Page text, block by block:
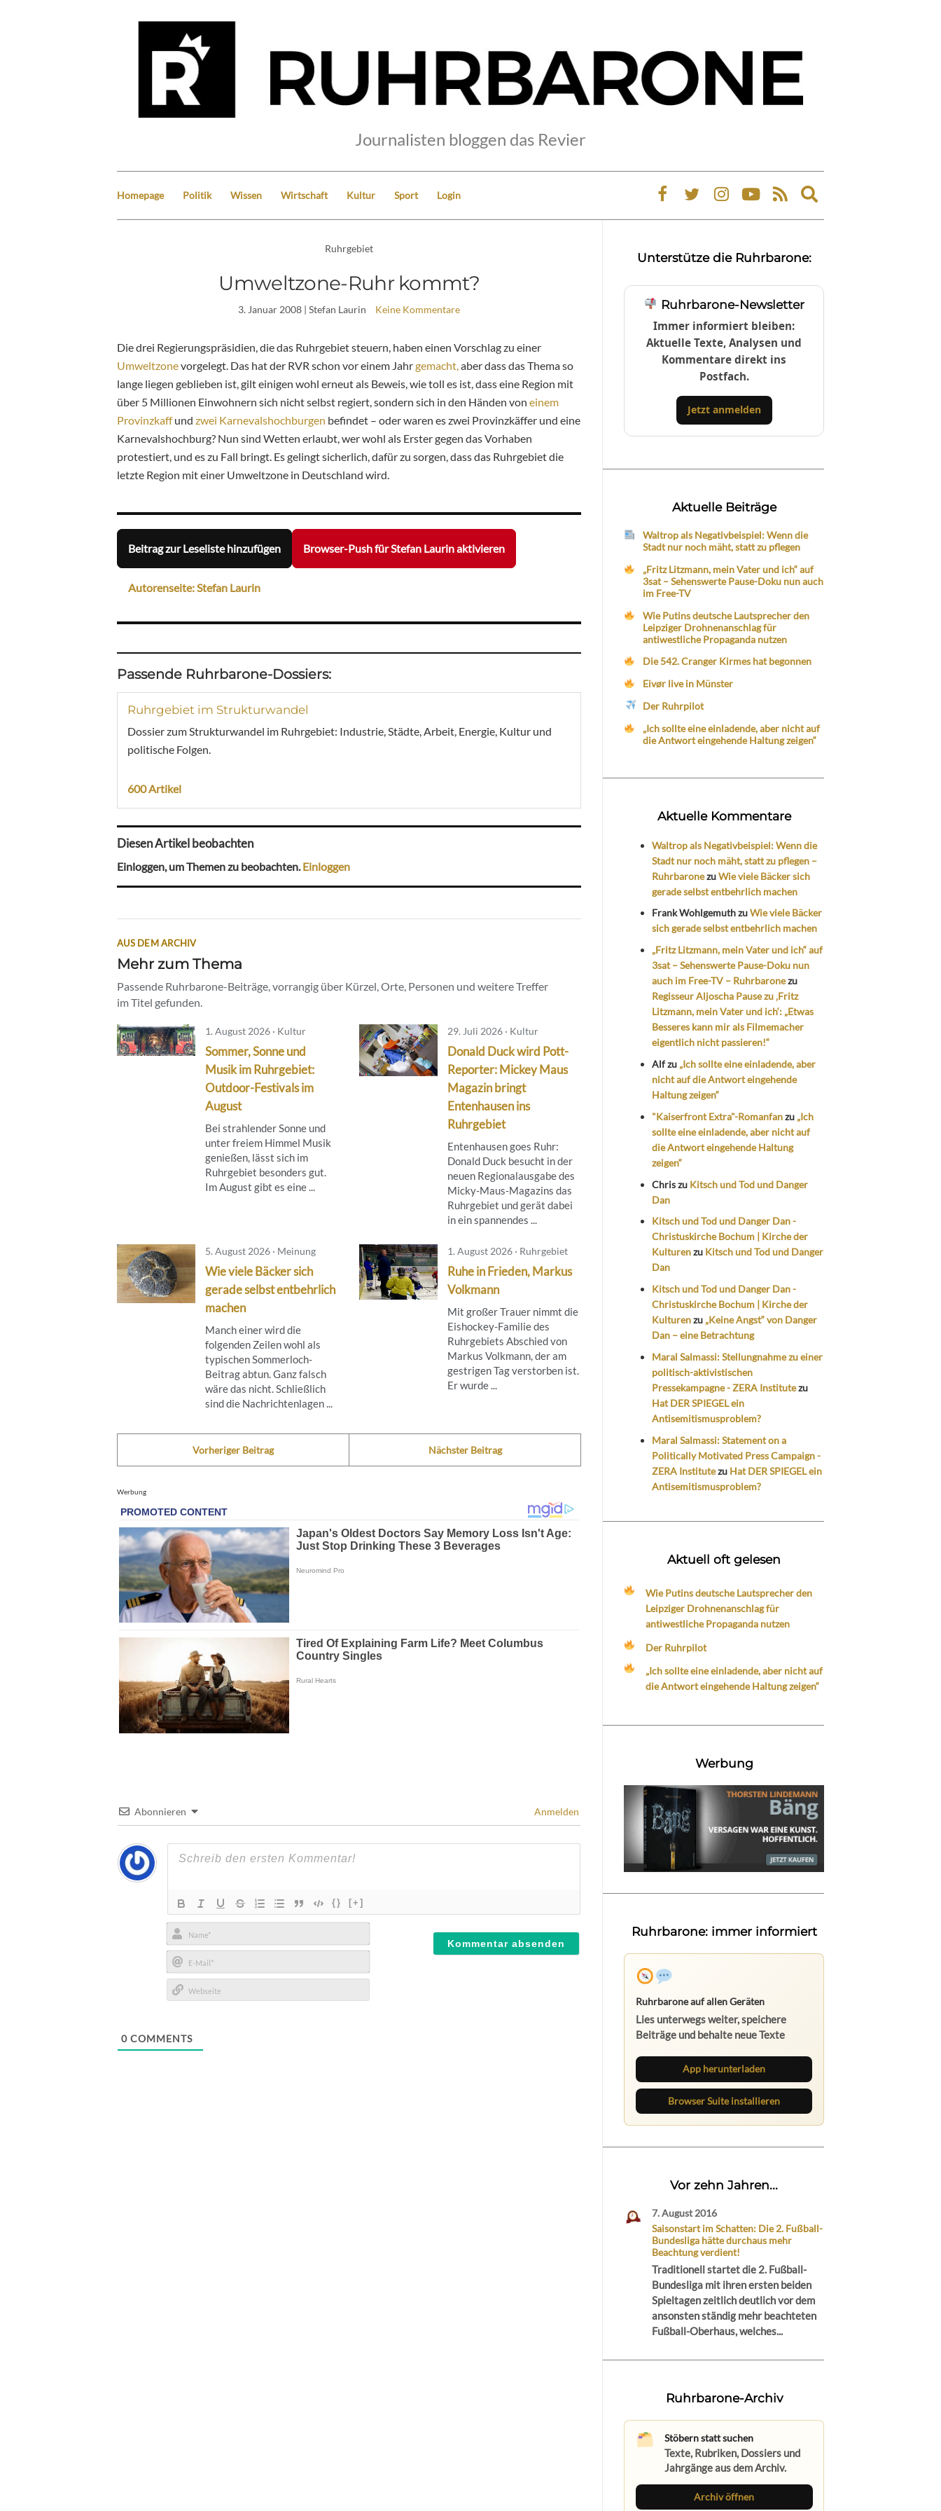
Journalisten bloggen das Revier
Homepage Politik Wissen Wirtschaft Kultur Sport Login
Expand
search
Ruhrgebiet
Umweltzone-Ruhr kommt?
3. Januar 2008 | Stefan Laurin Keine Kommentare
Die drei Regierungspräsidien, die das Ruhrgebiet steuern, haben einen Vorschlag zu einer
Umweltzonevorgelegt. Das hat der RVR schon vor einem Jahrgemacht, aber dass das Thema so
lange liegen geblieben ist, gilt einigen wohl erneut als Beweis, wie toll es ist, dass eine Region mit
über 5 Millionen Einwohnern sich nicht selbst regiert, sondern sich in den Händen von einem
Provinzkaffund zwei Karnevalshochburgen befindet – oder waren es zwei Provinzkäffer und eine
Karnevalshochburg? Nun sind Wetten erlaubt, wer wohl als Erster gegen das Vorhaben
protestiert, und es zu Fall bringt. Es gelingt sicherlich, dafür zu sorgen, dass das Ruhrgebiet die
letzte Region mit einer Umweltzone in Deutschland wird.
Beitrag zur Leseliste hinzufügen Browser-Push für Stefan Laurin aktivieren
Autorenseite: Stefan Laurin
Passende Ruhrbarone-Dossiers:
Ruhrgebiet im Strukturwandel
Dossier zum Strukturwandel im Ruhrgebiet: Industrie, Städte, Arbeit, Energie, Kultur und
politische Folgen.
600 Artikel
Diesen Artikel beobachten
Einloggen, um Themen zu beobachten.Einloggen
AUS DEM ARCHIV
Mehr zum Thema
Passende Ruhrbarone-Beiträge, vorrangig über Kürzel, Orte, Personen und weitere Treffer
im Titel gefunden.
1. August 2026 · Kultur
Sommer, Sonne und
Musik im Ruhrgebiet:
Outdoor-Festivals im
August
Bei strahlender Sonne und
unter freiem Himmel Musik
genießen, lässt sich im
Ruhrgebiet besonders gut.
Im August gibt es eine ...
29. Juli 2026 · Kultur
Donald Duck wird Pott-
Reporter: Mickey Maus
Magazin bringt
Entenhausen ins
Ruhrgebiet
Entenhausen goes Ruhr:
Donald Duck besucht in der
neuen Regionalausgabe des
Micky‑Maus‑Magazins das
Ruhrgebiet und gerät dabei
in ein spannendes ...
5. August 2026 · Meinung
Wie viele Bäcker sich
gerade selbst entbehrlich
machen
Manch einer wird die
folgenden Zeilen wohl als
typischen Sommerloch-
Beitrag abtun. Ganz falsch
wäre das nicht. Schließlich
sind die Nachrichtenlagen ...
1. August 2026 · Ruhrgebiet
Ruhe in Frieden, Markus
Volkmann
Mit großer Trauer nimmt die
Eishockey-Familie des
Ruhrgebiets Abschied von
Markus Volkmann, der am
gestrigen Tag verstorben ist.
Er wurde ...
Vorheriger Beitrag Nächster Beitrag
Werbung
Abonnieren Anmelden
{} [+]
Name*
E-
Mail*
0 COMMENTS
Unterstütze die Ruhrbarone:
Ruhrbarone-Newsletter
Immer informiert bleiben:
Aktuelle Texte, Analysen und
Kommentare direkt ins
Postfach.
Jetzt anmelden
Aktuelle Beiträge
Waltrop als Negativbeispiel: Wenn die
Stadt nur noch mäht, statt zu pflegen
„Fritz Litzmann, mein Vater und ich“ auf
3sat – Sehenswerte Pause-Doku nun auch
im Free-TV
Wie Putins deutsche Lautsprecher den
Leipziger Drohnenanschlag für
antiwestliche Propaganda nutzen
Die 542. Cranger Kirmes hat begonnen
Eivør live in Münster
Der Ruhrpilot
„Ich sollte eine einladende, aber nicht auf
die Antwort eingehende Haltung zeigen“
Aktuelle Kommentare
Waltrop als Negativbeispiel: Wenn die
Stadt nur noch mäht, statt zu pflegen –
RuhrbaronezuWie viele Bäcker sich
gerade selbst entbehrlich machen
Frank WohlgemuthzuWie viele Bäcker
sich gerade selbst entbehrlich machen
„Fritz Litzmann, mein Vater und ich“ auf
3sat – Sehenswerte Pause-Doku nun
auch im Free-TV – Ruhrbaronezu
Regisseur Aljoscha Pause zu ‚Fritz
Litzmann, mein Vater und ich‘: „Etwas
Besseres kann mir als Filmemacher
eigentlich nicht passieren!“
Alfzu „Ich sollte eine einladende, aber
nicht auf die Antwort eingehende
Haltung zeigen“
"Kaiserfront Extra"-Romanfanzu „Ich
sollte eine einladende, aber nicht auf
die Antwort eingehende Haltung
zeigen“
Chriszu Kitsch und Tod und Danger
Dan
Kitsch und Tod und Danger Dan -
Christuskirche Bochum | Kirche der
Kulturenzu Kitsch und Tod und Danger
Dan
Kitsch und Tod und Danger Dan -
Christuskirche Bochum | Kirche der
Kulturenzu „Keine Angst“ von Danger
Dan – eine Betrachtung
Maral Salmassi: Stellungnahme zu einer
politisch-aktivistischen
Pressekampagne - ZERA Institutezu
Hat DER SPIEGEL ein
Antisemitismusproblem?
Maral Salmassi: Statement on a
Politically Motivated Press Campaign -
ZERA Institutezu Hat DER SPIEGEL ein
Antisemitismusproblem?
Aktuell oft gelesen
Wie Putins deutsche Lautsprecher den
Leipziger Drohnenanschlag für
antiwestliche Propaganda nutzen
Der Ruhrpilot
„Ich sollte eine einladende, aber nicht auf
die Antwort eingehende Haltung zeigen“
Werbung
Ruhrbarone: immer informiert
Ruhrbarone auf allen Geräten
Lies unterwegs weiter, speichere
Beiträge und behalte neue Texte
App herunterladen
Browser Suite installieren
Vor zehn Jahren...
7. August 2016
Saisonstart im Schatten: Die 2. Fußball-
Bundesliga hätte durchaus mehr
Beachtung verdient!
Traditionell startet die 2. Fußball-
Bundesliga mit ihren ersten beiden
Spieltagen zeitlich deutlich vor dem
ansonsten ständig mehr beachteten
Fußball-Oberhaus, welches...
Ruhrbarone-Archiv
Stöbern statt suchen
Texte, Rubriken, Dossiers und
Jahrgänge aus dem Archiv.
Archiv öffnen